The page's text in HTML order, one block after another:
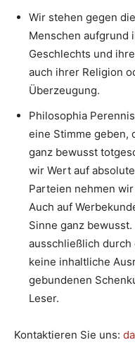
Wir stehen gegen
Menschen aufgrund
Geschlechts und
auch ihrer Religion
Überzeugung.
Philosophia
eine Stimme geben,
ganz bewusst
wir Wert auf
Parteien nehmen
Auch auf
Sinne ganz
ausschließlich
keine inhaltliche
gebundenen
Leser.
Kontaktieren Sie uns: